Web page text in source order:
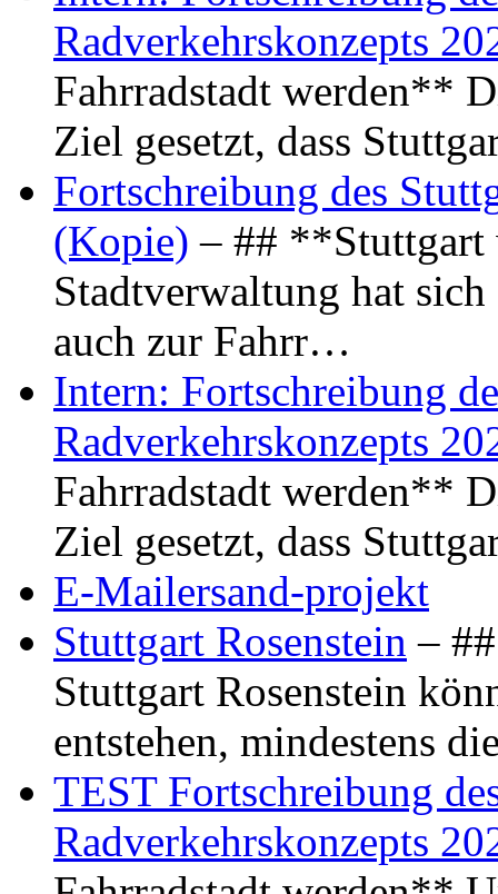
Radverkehrskonzepts
Fahrradstadt werden**
Ziel gesetzt, dass
Fortschreibung des
(Kopie) – ## **Stuttgart
Stadtverwaltung hat
auch zur Fahrr…
Intern: Fortschreibung
Radverkehrskonzepts
Fahrradstadt werden**
Ziel gesetzt, dass
E-Mailersand-projekt
Stuttgart Rosenstein –
Stuttgart Rosenstein
entstehen, mindestens
TEST Fortschreibung
Radverkehrskonzepts